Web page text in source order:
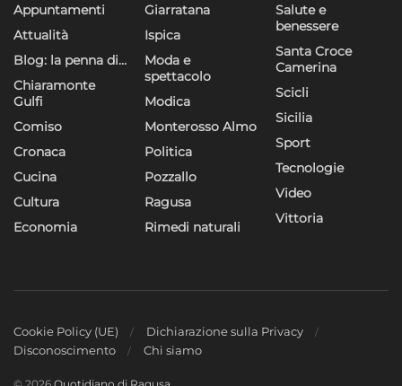
Appuntamenti
Attualità
Blog: la penna di…
Chiaramonte
Gulfi
Comiso
Cronaca
Cucina
Cultura
Economia
Giarratana
Ispica
Moda e
spettacolo
Modica
Monterosso Almo
Politica
Pozzallo
Ragusa
Rimedi naturali
Salute e
benessere
Santa Croce
Camerina
Scicli
Sicilia
Sport
Tecnologie
Video
Vittoria
Cookie Policy (UE)
Dichiarazione sulla Privacy
Disconoscimento
Chi siamo